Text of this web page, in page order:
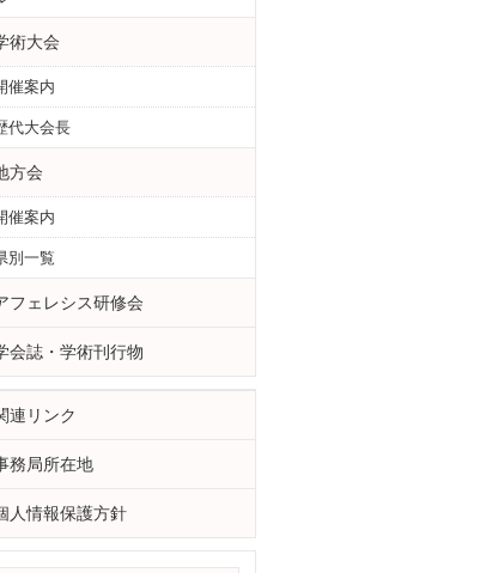
術大会
催案内
代大会長
方会
催案内
別一覧
フェレシス研修会
会誌・学術刊行物
連リンク
務局所在地
人情報保護方針